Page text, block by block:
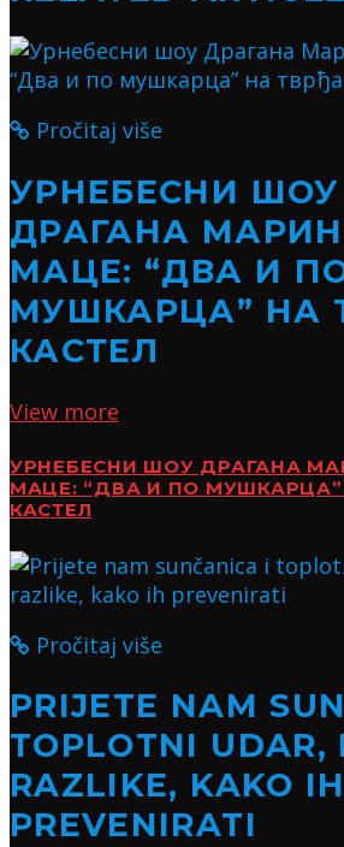
Pročitaj više
УРНЕБЕСНИ ШОУ
ДРАГАНА
МАЦЕ: “ДВА И
МУШКАРЦА” НА
КАСТЕЛ
View more
УРНЕБЕСНИ ШОУ ДРАГАНА
МАЦЕ: “ДВА И ПО
КАСТЕЛ
Pročitaj više
PRIJETE NAM
TOPLOTNI UDAR,
RAZLIKE, KAKO IH
PREVENIRATI